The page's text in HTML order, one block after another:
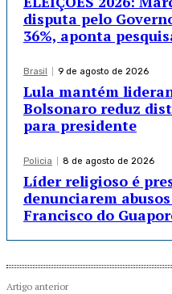
disputa pelo
36%, aponta
Brasil 9 de agosto de 2026
Lula mantém
Bolsonaro reduz
para presidente
Policia 8 de agosto de 2026
Líder religioso é
denunciarem
Francisco do
Artigo anterior